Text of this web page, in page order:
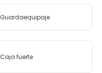
Guardaequipaje
Caja fuerte